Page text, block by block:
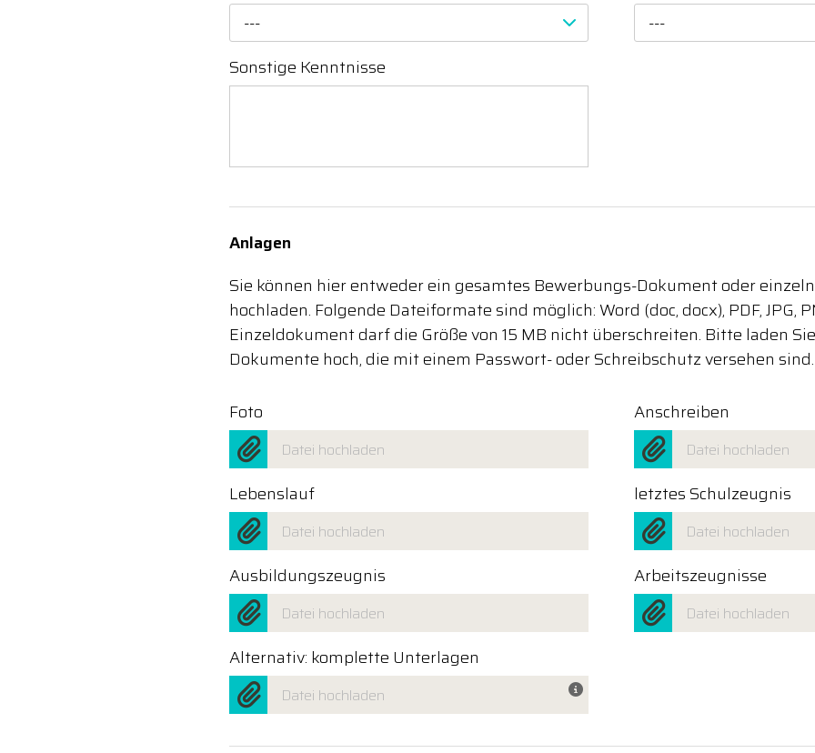
---
---
Sonstige Kenntnisse
Anlagen
Sie können hier entweder ein gesamtes Bewerbungs-Dokument oder
hochladen. Folgende Dateiformate sind möglich: Word (doc, docx), PDF, JPG,
Einzeldokument darf die Größe von 15 MB nicht überschreiten. Bitte laden
Dokumente hoch, die mit einem Passwort- oder Schreibschutz versehen sind.
Foto
Datei hochladen
Anschreiben
Datei hochladen
Lebenslauf
Datei hochladen
letztes Schulzeugnis
Datei hochladen
Ausbildungszeugnis
Datei hochladen
Arbeitszeugnisse
Datei hochladen
Alternativ: komplette Unterlagen
Datei hochladen